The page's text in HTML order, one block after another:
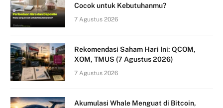
Cocok untuk Kebutuhanmu?
7 Agustus 2026
Rekomendasi Saham Hari Ini: QCOM,
XOM, TMUS (7 Agustus 2026)
7 Agustus 2026
Akumulasi Whale Menguat di Bitcoin,